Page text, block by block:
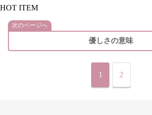
HOT ITEM
次のページへ
優しさの意味
1 2